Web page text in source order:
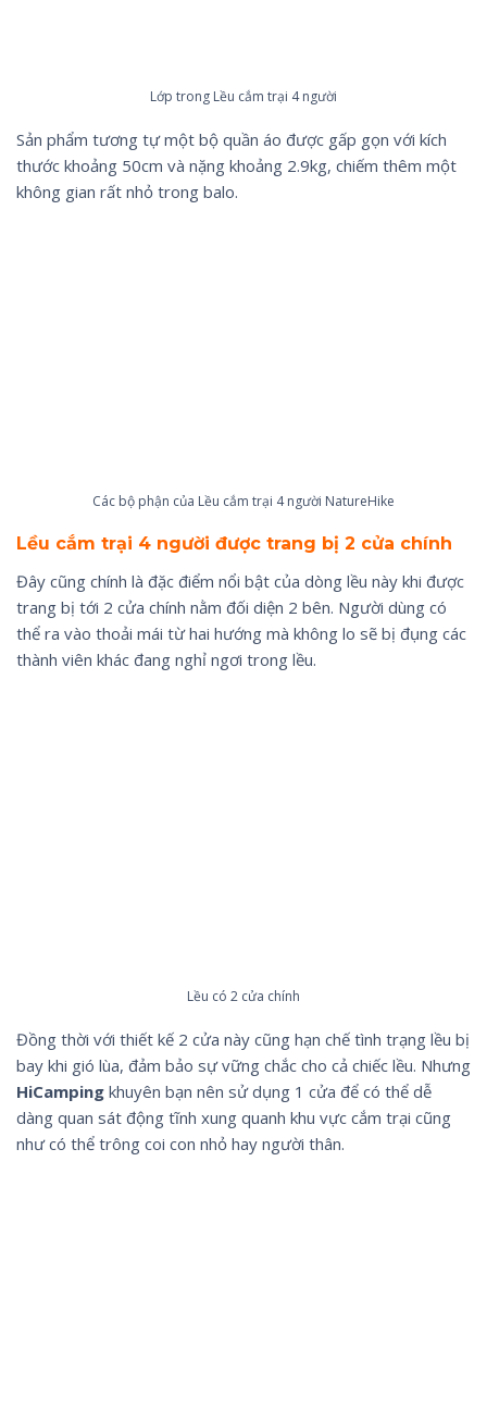
Lớp trong Lều cắm trại 4 người
Sản phẩm tương tự một bộ quần áo được gấp gọn với kích
thước khoảng 50cm và nặng khoảng 2.9kg, chiếm thêm một
không gian rất nhỏ trong balo.
Các bộ phận của Lều cắm trại 4 người NatureHike
Lều cắm trại 4 người được trang bị 2 cửa chính
Đây cũng chính là đặc điểm nổi bật của dòng lều này khi được
trang bị tới 2 cửa chính nằm đối diện 2 bên. Người dùng có
thể ra vào thoải mái từ hai hướng mà không lo sẽ bị đụng các
thành viên khác đang nghỉ ngơi trong lều.
Lều có 2 cửa chính
Đồng thời với thiết kế 2 cửa này cũng hạn chế tình trạng lều bị
bay khi gió lùa, đảm bảo sự vững chắc cho cả chiếc lều. Nhưng
HiCamping khuyên bạn nên sử dụng 1 cửa để có thể dễ
dàng quan sát động tĩnh xung quanh khu vực cắm trại cũng
như có thể trông coi con nhỏ hay người thân.